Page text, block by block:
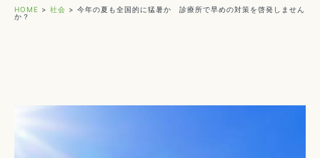
HOME > 社会 > 今年の夏も全国的に猛暑か 診療所で早めの対策を啓発しません
か？